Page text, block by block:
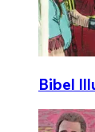
Bibel